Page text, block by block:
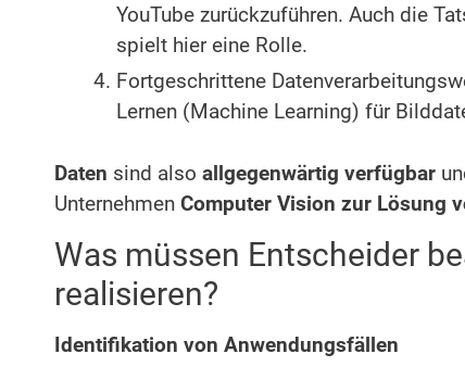
YouTube zurückzuführen. Auch die
spielt hier eine Rolle.
Fortgeschrittene
Lernen (Machine Learning) für
Daten sind also allgegenwärtig verfügbar
Unternehmen Computer Vision zur Lösung
Was müssen Entscheider
realisieren?
Identifikation von Anwendungsfällen